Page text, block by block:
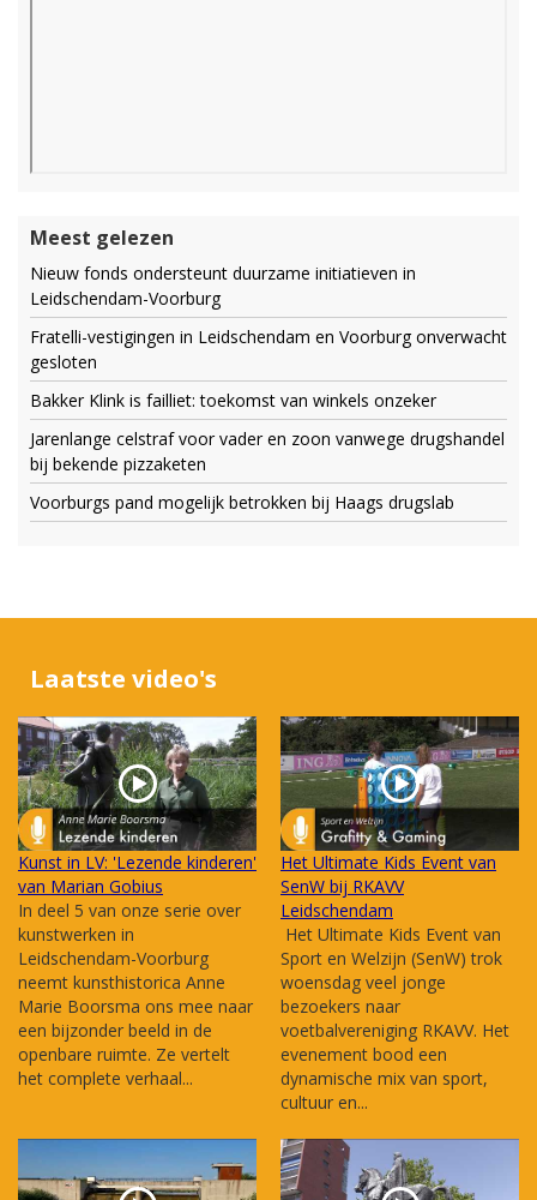
Meest gelezen
Nieuw fonds ondersteunt duurzame initiatieven in
Leidschendam-Voorburg
Fratelli-vestigingen in Leidschendam en Voorburg onverwacht
gesloten
Bakker Klink is failliet: toekomst van winkels onzeker
Jarenlange celstraf voor vader en zoon vanwege drugshandel
bij bekende pizzaketen
Voorburgs pand mogelijk betrokken bij Haags drugslab
Laatste video's
Kunst in LV: 'Lezende kinderen'
van Marian Gobius
In deel 5 van onze serie over
kunstwerken in
Leidschendam-Voorburg
neemt kunsthistorica Anne
Marie Boorsma ons mee naar
een bijzonder beeld in de
openbare ruimte. Ze vertelt
het complete verhaal...
Het Ultimate Kids Event van
SenW bij RKAVV
Leidschendam
Het Ultimate Kids Event van
Sport en Welzijn (SenW) trok
woensdag veel jonge
bezoekers naar
voetbalvereniging RKAVV. Het
evenement bood een
dynamische mix van sport,
cultuur en...